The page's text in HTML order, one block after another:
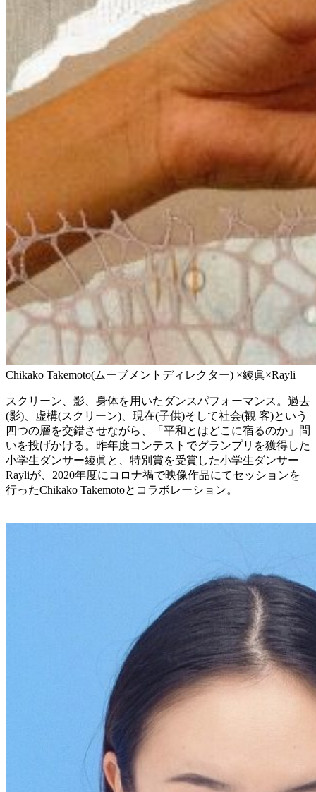
Chikako Takemoto(ムーブメントディレクター) ×綾眞×Rayli
スクリーン、影、身体を用いたダンスパフォーマンス。過去
(影)、虚構(スクリーン)、現在(子供)そして社会(観 客)という
四つの層を交錯させながら、「平和とはどこに宿るのか」問
いを投げかける。昨年度コンテストでグランプリを獲得した
小学生ダンサー綾眞と、特別賞を受賞した小学生ダンサー
Rayliが、2020年度にコロナ禍で映像作品にてセッションを
行ったChikako Takemotoとコラボレーション。